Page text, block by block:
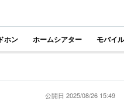
ホン ホームシアター モバイ
公開日 2025/08/26 15:49